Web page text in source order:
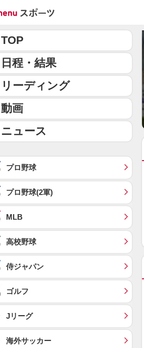
TOP
日程・結果
リーディング
動画
ニュース
プロ野球
プロ野球(2軍)
MLB
高校野球
侍ジャパン
ゴルフ
Jリーグ
海外サッカー